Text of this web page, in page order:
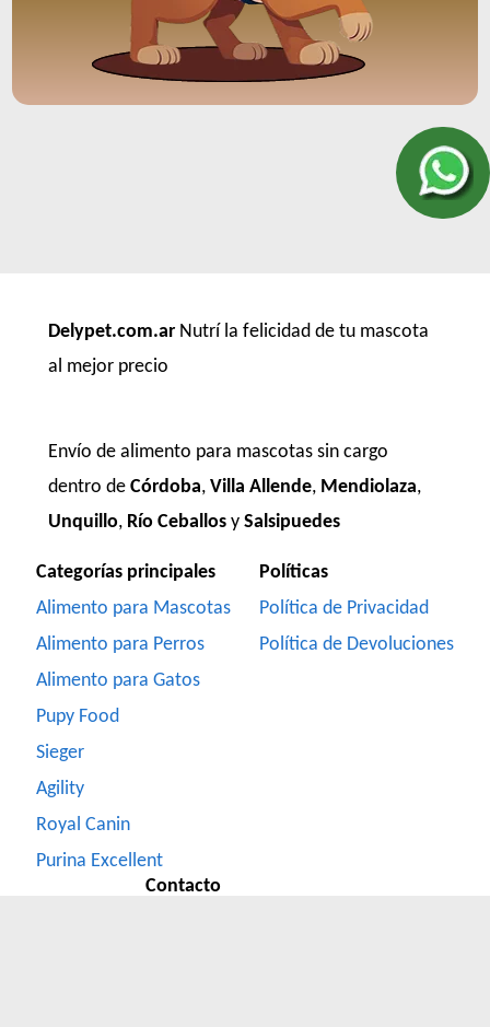
Delypet.com.ar Nutrí la felicidad de tu mascota
al mejor precio
Envío de alimento para mascotas sin cargo
dentro de Córdoba, Villa Allende, Mendiolaza,
Unquillo, Río Ceballos y Salsipuedes
Categorías principales
Alimento para Mascotas
Alimento para Perros
Alimento para Gatos
Pupy Food
Sieger
Agility
Royal Canin
Purina Excellent
Políticas
Política de Privacidad
Política de Devoluciones
Contacto